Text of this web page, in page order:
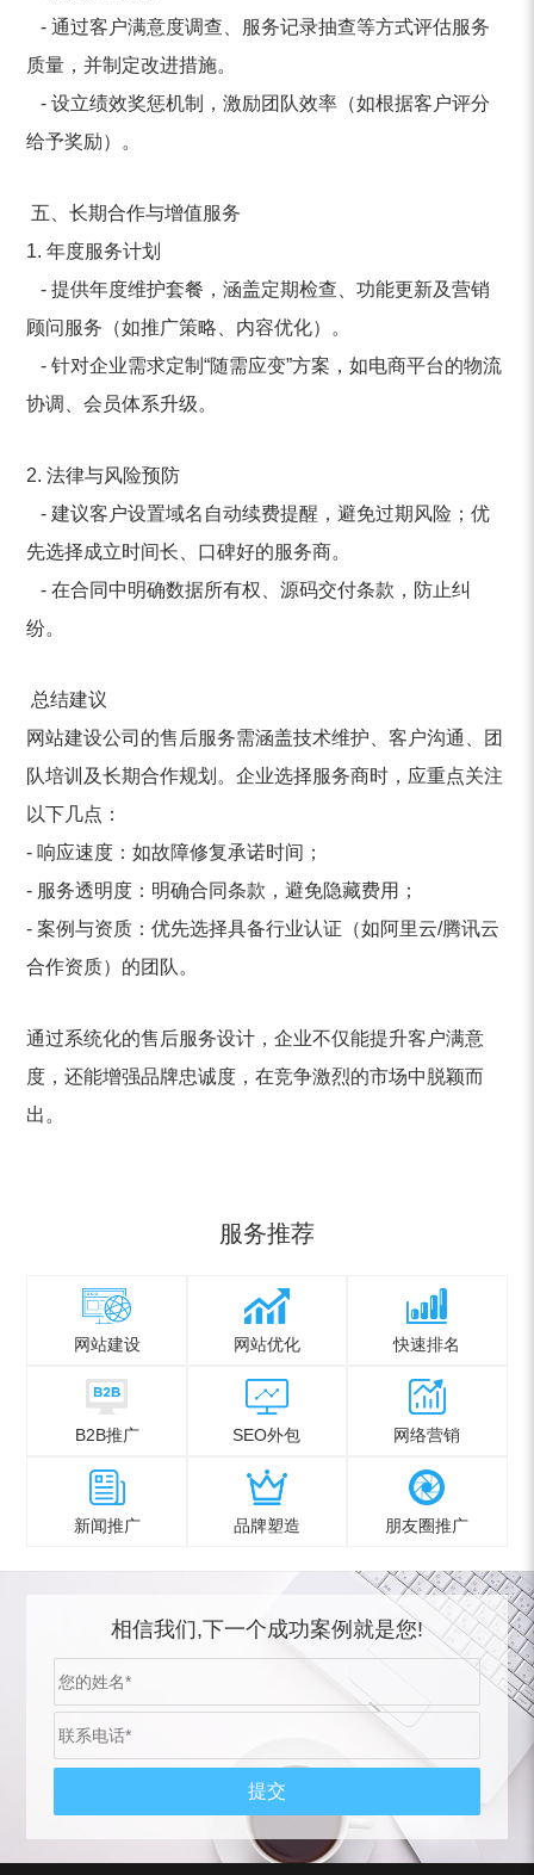
- 通过客户满意度调查、服务记录抽查等方式评估服务
质量，并制定改进措施。
- 设立绩效奖惩机制，激励团队效率（如根据客户评分
给予奖励）。
五、长期合作与增值服务
1. 年度服务计划
- 提供年度维护套餐，涵盖定期检查、功能更新及营销
顾问服务（如推广策略、内容优化）。
- 针对企业需求定制“随需应变”方案，如电商平台的物流
协调、会员体系升级。
2. 法律与风险预防
- 建议客户设置域名自动续费提醒，避免过期风险；优
先选择成立时间长、口碑好的服务商。
- 在合同中明确数据所有权、源码交付条款，防止纠
纷。
总结建议
网站建设公司的售后服务需涵盖技术维护、客户沟通、团
队培训及长期合作规划。企业选择服务商时，应重点关注
以下几点：
- 响应速度：如故障修复承诺时间；
- 服务透明度：明确合同条款，避免隐藏费用；
- 案例与资质：优先选择具备行业认证（如阿里云/腾讯云
合作资质）的团队。
通过系统化的售后服务设计，企业不仅能提升客户满意
度，还能增强品牌忠诚度，在竞争激烈的市场中脱颖而
出。
服务推荐
网站建设 网站优化 快速排名
B2B推广 SEO外包 网络营销
新闻推广 品牌塑造 朋友圈推广
相信我们,下一个成功案例就是您!